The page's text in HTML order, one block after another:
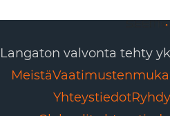
Langaton valvonta tehty
Meistä
Yhteystiedot